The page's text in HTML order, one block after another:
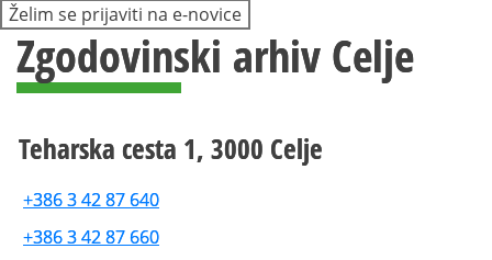
Želim se prijaviti na e-novice
Zgodovinski arhiv Celje
Teharska cesta 1, 3000 Celje
+386 3 42 87 640
+386 3 42 87 660